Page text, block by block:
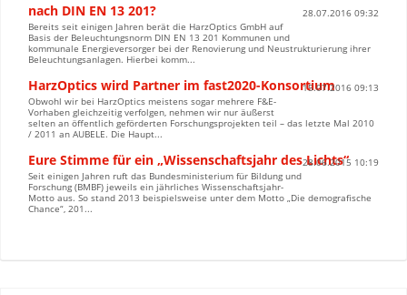
nach DIN EN 13 201?
28.07.2016 09:32
Bereits seit einigen Jahren berät die HarzOptics GmbH auf
Basis der Beleuchtungsnorm DIN EN 13 201 Kommunen und
kommunale Energieversorger bei der Renovierung und Neustrukturierung ihrer
Beleuchtungsanlagen. Hierbei komm...
HarzOptics wird Partner im fast2020-Konsortium15.07.2016 09:13
Obwohl wir bei HarzOptics meistens sogar mehrere F&E-
Vorhaben gleichzeitig verfolgen, nehmen wir nur äußerst
selten an öffentlich geförderten Forschungsprojekten teil – das letzte Mal 2010
/ 2011 an AUBELE. Die Haupt...
Eure Stimme für ein „Wissenschaftsjahr des Lichts“
28.06.2015 10:19
Seit einigen Jahren ruft das Bundesministerium für Bildung und
Forschung (BMBF) jeweils ein jährliches Wissenschaftsjahr-
Motto aus. So stand 2013 beispielsweise unter dem Motto „Die demografische
Chance“, 201...